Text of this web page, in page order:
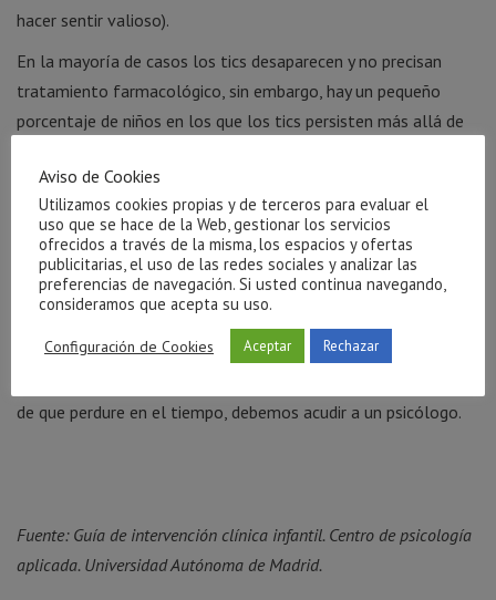
hacer sentir valioso).
En la mayoría de casos los tics desaparecen y no precisan
tratamiento farmacológico, sin embargo, hay un pequeño
porcentaje de niños en los que los tics persisten más allá de
variantes de tics que pueden ser corporales o también vocales
(por ejemplo: girar la cabeza de manera repetida y, al tiempo,
provocar un carraspeo de tos, repetir palabras o, incluso, en
los casos más extremos, decir en voz alta palabrotas sin
motivo alguno).
de que perdure en el tiempo, debemos acudir a un psicólogo.
Fuente: Guía de intervención clínica infantil. Centro de psicología
aplicada. Universidad Autónoma de Madrid.
Aviso de Cookies
Utilizamos cookies propias y de terceros para evaluar el
uso que se hace de la Web, gestionar los servicios
ofrecidos a través de la misma, los espacios y ofertas
publicitarias, el uso de las redes sociales y analizar las
preferencias de navegación. Si usted continua navegando,
consideramos que acepta su uso.
Configuración de Cookies Aceptar Rechazar